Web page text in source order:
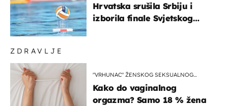
ZDRAVLJE
"VRHUNAC" ŽENSKOG SEKSUALNOG
Kako do vaginalnog
orgazma? Samo 18 % žena
Hrvatska srušila Srbiju i
izborila finale Svjetskog